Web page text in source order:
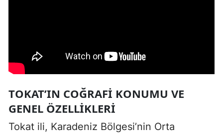
TOKAT’IN COĞRAFI KONUMU VE
GENEL ÖZELLIKLERI
Tokat ili, Karadeniz Bölgesi’nin Orta